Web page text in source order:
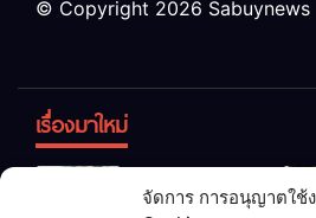
จัดการ การอนุญาตใช้
© Copyright 2026 Sabuynews
เรื่องมาใหม่
ทิ้ง! เปลี่ยน